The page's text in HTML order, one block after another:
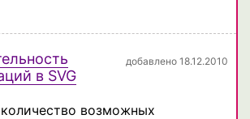
в SVG
добавлено 18.12.2010
возможных